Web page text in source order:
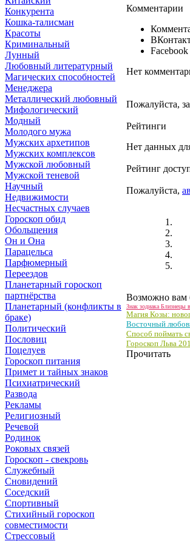
Конкурента
Кошка-талисман
Красоты
Криминальный
Лунный
Любовный литературный
Магических способностей
Менеджера
Металлический любовный
Мифологический
Модный
Молодого мужа
Мужских архетипов
Мужских комплексов
Мужской любовный
Мужской теневой
Научный
Недвижимости
Несчастных случаев
Гороскоп обид
Обольщения
Он и Она
Парацельса
Парфюмерный
Переездов
Планетарный гороскоп
партнёрства
Планетарный (конфликты в
браке)
Политический
Пословиц
Поцелуев
Гороскоп питания
Примет и тайных знаков
Психиатрический
Развода
Рекламы
Религиозный
Речевой
Родинок
Роковых связей
Гороскоп - свекровь
Служебный
Сновидений
Соседский
Спортивный
Стихийный гороскоп
совместимости
Стрессовый
Комментарии
Facebook
Нет
Пожалуйста,
Рейтинги
Нет данных
Рейтинг
Пожалуйста,
Возможно вам
Знак зодиака Близнецы
Магия Козы:
Восточный
Способ поймать
Гороскоп Льва
Прочитать